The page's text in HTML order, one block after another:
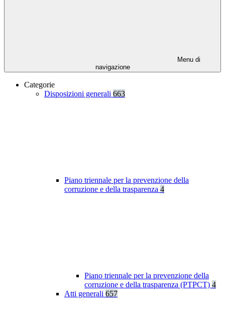
Menu di
navigazione
Categorie
Disposizioni generali 663
Piano triennale per la prevenzione della
corruzione e della trasparenza 4
Piano triennale per la prevenzione della
corruzione e della trasparenza (PTPCT) 4
Atti generali 657